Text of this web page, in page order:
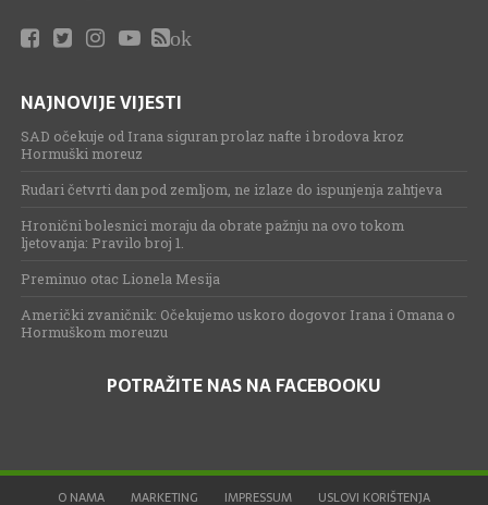
ok
NAJNOVIJE VIJESTI
SAD očekuje od Irana siguran prolaz nafte i brodova kroz
Hormuški moreuz
Rudari četvrti dan pod zemljom, ne izlaze do ispunjenja zahtjeva
Hronični bolesnici moraju da obrate pažnju na ovo tokom
ljetovanja: Pravilo broj 1.
Preminuo otac Lionela Mesija
Američki zvaničnik: Očekujemo uskoro dogovor Irana i Omana o
Hormuškom moreuzu
POTRAŽITE NAS NA FACEBOOKU
O NAMA MARKETING IMPRESSUM USLOVI KORIŠTENJA